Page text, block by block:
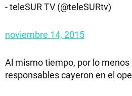
- teleSUR TV (@teleSURtv)
noviembre 14, 2015
Al mismo tiempo, por lo
responsables cayeron en el